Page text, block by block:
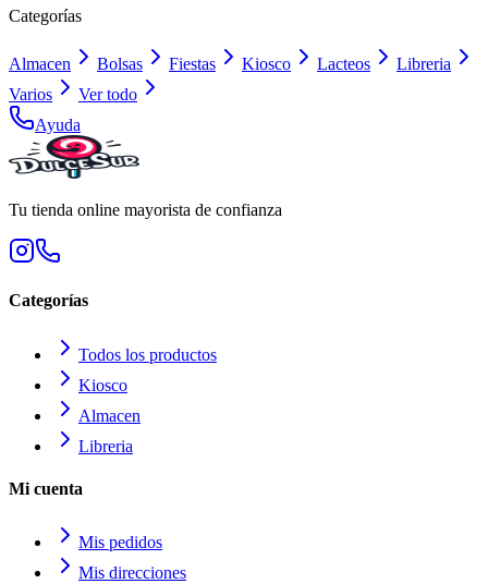
Categorías
Almacen Bolsas Fiestas Kiosco Lacteos
Libreria
Varios
Ver todo
Ayuda
Tu tienda online mayorista de confianza
Categorías
Todos los productos
Kiosco
Almacen
Libreria
Mi cuenta
Mis pedidos
Mis direcciones